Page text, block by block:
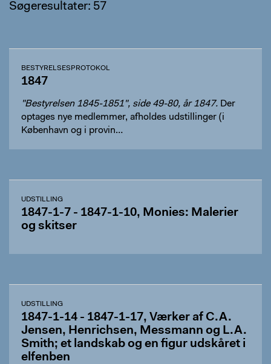
Søgeresultater: 57
BESTYRELSESPROTOKOL
1847
"Bestyrelsen 1845-1851", side 49-80, år 1847. Der
optages nye medlemmer, afholdes udstillinger (i
København og i provin…
UDSTILLING
1847-1-7 - 1847-1-10, Monies: Malerier
og skitser
UDSTILLING
1847-1-14 - 1847-1-17, Værker af C.A.
Jensen, Henrichsen, Messmann og L.A.
Smith; et landskab og en figur udskåret i
elfenben